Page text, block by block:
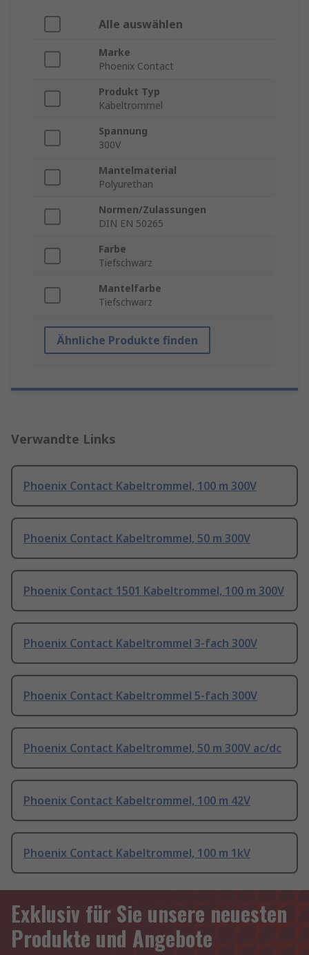
Alle auswählen
Marke
Phoenix Contact
Produkt Typ
Kabeltrommel
Spannung
300V
Mantelmaterial
Polyurethan
Normen/Zulassungen
DIN EN 50265
Farbe
Tiefschwarz
Mantelfarbe
Tiefschwarz
Ähnliche Produkte finden
Verwandte Links
Phoenix Contact Kabeltrommel, 100 m 300V
Phoenix Contact Kabeltrommel, 50 m 300V
Phoenix Contact 1501 Kabeltrommel, 100 m 300V
Phoenix Contact Kabeltrommel 3-fach 300V
Phoenix Contact Kabeltrommel 5-fach 300V
Phoenix Contact Kabeltrommel, 50 m 300V ac/dc
Phoenix Contact Kabeltrommel, 100 m 42V
Phoenix Contact Kabeltrommel, 100 m 1kV
Exklusiv für Sie unsere neuesten
Produkte und Angebote